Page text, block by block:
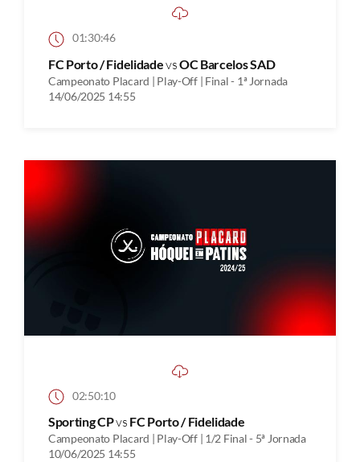
01:30:46
FC Porto / FidelidadevsOC Barcelos SAD
Campeonato Placard | Play-Off | Final - 1ª Jornada
14/06/2025 14:55
02:50:10
Sporting CPvs FC Porto / Fidelidade
Campeonato Placard | Play-Off | 1/2 Final - 5ª Jornada
10/06/2025 14:55